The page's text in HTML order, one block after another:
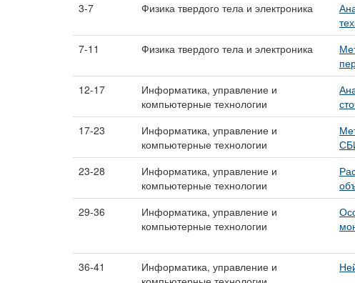
3-7
Физика твердого тела и электроника
7-11 Физика твердого тела и электроника
12-17
Информатика, управление и
компьютерные технологии
17-23
Информатика, управление и
компьютерные технологии
23-28
Информатика, управление и
компьютерные технологии
29-36
Информатика, управление и
компьютерные технологии
36-41
Информатика, управление и